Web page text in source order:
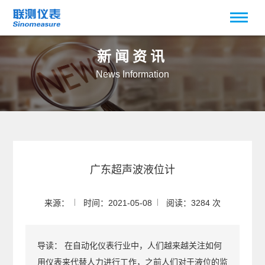
新闻资讯
News Information
广东超声波液位计
来源： 时间：2021-05-08 阅读：3284 次
导读：
在自动化仪表行业中，人们越来越关注如何
用仪表来代替人力进行工作，之前人们对于液位的监